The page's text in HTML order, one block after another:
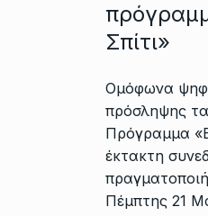
Σπίτι»
Ομόφωνα
πρόσληψης
Πρόγραμμα
έκτακτη
Πέμπτης 21